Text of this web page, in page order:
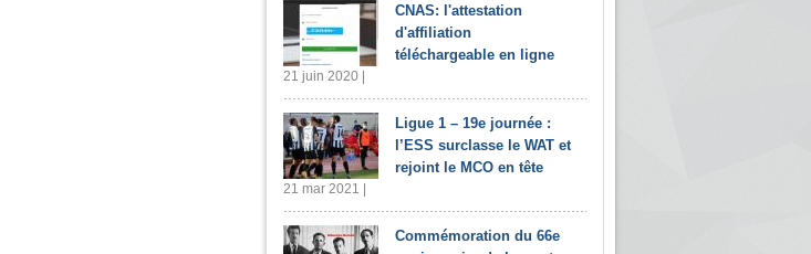
CNAS: l'attestation
d'affiliation
téléchargeable en ligne
21 juin 2020 |
Ligue 1 – 19e journée :
l’ESS surclasse le WAT et
rejoint le MCO en tête
21 mar 2021 |
Commémoration du 66e